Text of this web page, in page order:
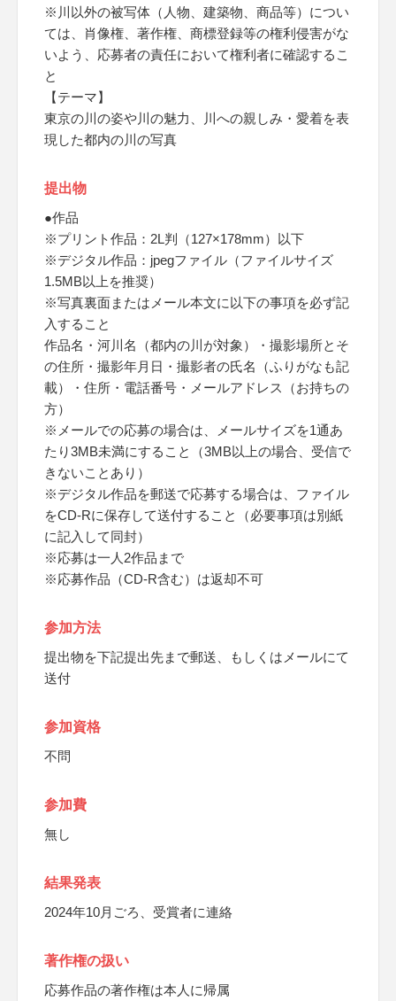
※川以外の被写体（人物、建築物、商品等）につい
ては、肖像権、著作権、商標登録等の権利侵害がな
いよう、応募者の責任において権利者に確認するこ
と
【テーマ】
東京の川の姿や川の魅力、川への親しみ・愛着を表
現した都内の川の写真
提出物
●作品
※プリント作品：2L判（127×178mm）以下
※デジタル作品：jpegファイル（ファイルサイズ
1.5MB以上を推奨）
※写真裏面またはメール本文に以下の事項を必ず記
入すること
作品名・河川名（都内の川が対象）・撮影場所とそ
の住所・撮影年月日・撮影者の氏名（ふりがなも記
載）・住所・電話番号・メールアドレス（お持ちの
方）
※メールでの応募の場合は、メールサイズを1通あ
たり3MB未満にすること（3MB以上の場合、受信で
きないことあり）
※デジタル作品を郵送で応募する場合は、ファイル
をCD-Rに保存して送付すること（必要事項は別紙
に記入して同封）
※応募は一人2作品まで
※応募作品（CD-R含む）は返却不可
参加方法
提出物を下記提出先まで郵送、もしくはメールにて
送付
参加資格
不問
参加費
無し
結果発表
2024年10月ごろ、受賞者に連絡
著作権の扱い
応募作品の著作権は本人に帰属